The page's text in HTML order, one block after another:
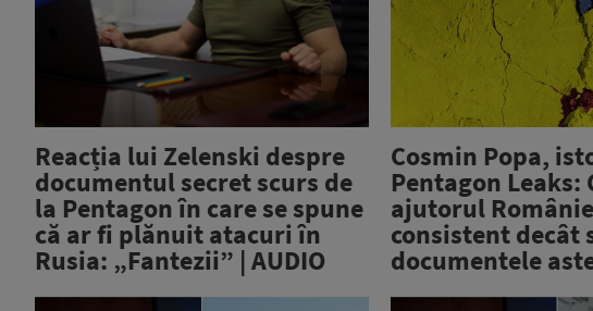
Reacția lui Zelenski despre
documentul secret scurs de
la Pentagon în care se spune
că ar fi plănuit atacuri în
Rusia: „Fantezii” | AUDIO
Cosmin Popa,
Pentagon Leaks:
ajutorul
consistent decât
documentele